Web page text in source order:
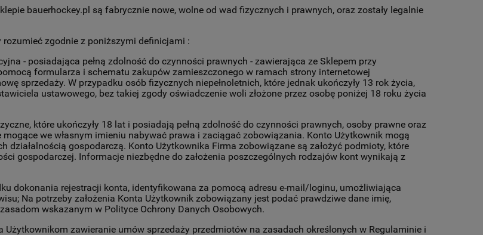
bauerhockey.pl są fabrycznie nowe, wolne od wad fizycznych i prawnych, oraz zostały legalnie
zgodnie z poniższymi definicjami :
- posiadająca pełną zdolność do czynności prawnych - zawierająca ze Sklepem przy
formularza i schematu zakupów zamieszczonego w ramach strony internetowej
sprzedaży. W przypadku osób fizycznych niepełnoletnich, które jednak ukończyły 13 rok życia,
ustawowego, bez takiej zgody oświadczenie woli złożone przez osobę poniżej 18 roku życia
które ukończyły 18 lat i posiadają pełną zdolność do czynności prawnych, osoby prawne oraz
we własnym imieniu nabywać prawa i zaciągać zobowiązania. Konto Użytkownik mogą
działalnością gospodarczą. Konto Użytkownika Firma zobowiązane są założyć podmioty, które
gospodarczej. Informacje niezbędne do założenia poszczególnych rodzajów kont wynikają z
dokonania rejestracji konta, identyfikowana za pomocą adresu e-mail/loginu, umożliwiająca
Na potrzeby założenia Konta Użytkownik zobowiązany jest podać prawdziwe dane imię,
wskazanym w Polityce Ochrony Danych Osobowych.
zawieranie umów sprzedaży przedmiotów na zasadach określonych w Regulaminie i